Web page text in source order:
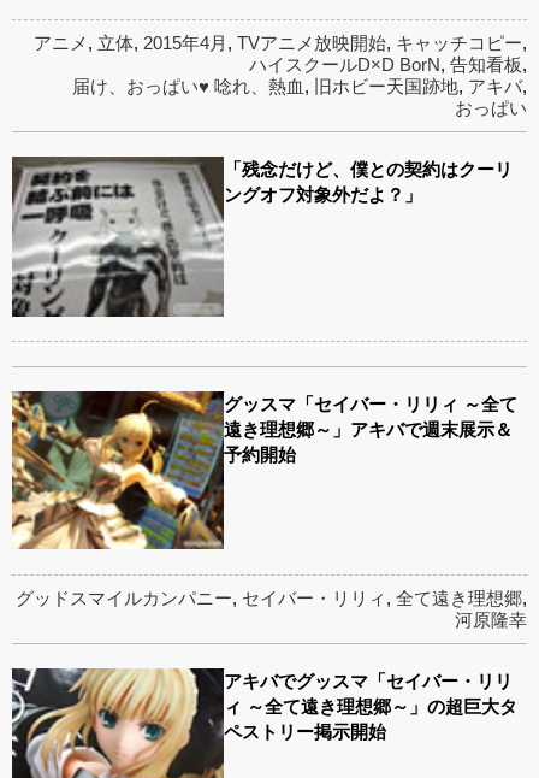
アニメ , 立体, 2015年4月 , TVアニメ放映開始, キャッチコピー,
ハイスクールD×D BorN, 告知看板,
届け、おっぱい♥ 唸れ、熱血 , 旧ホビー天国跡地, アキバ,
おっぱい
「残念だけど、僕との契約はクーリ
ングオフ対象外だよ？」
グッスマ「セイバー・リリィ ～全て
遠き理想郷～」アキバで週末展示＆
予約開始
グッドスマイルカンパニー, セイバー・リリィ , 全て遠き理想郷,
河原隆幸
アキバでグッスマ「セイバー・リリ
ィ ～全て遠き理想郷～」の超巨大タ
ペストリー掲示開始